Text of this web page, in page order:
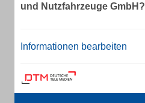
und Nutzfahrzeuge GmbH?
Informationen bearbeiten